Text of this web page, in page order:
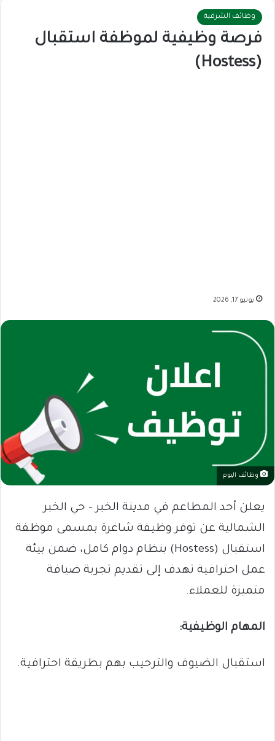
وظائف الشرقية
فرصة وظيفية لموظفة استقبال
(Hostess)
يونيو 17, 2026
وظائف اليوم
يعلن أحد المطاعم في مدينة الخبر – حي الخبر
الشمالية عن توفر وظيفة شاغرة بمسمى موظفة
استقبال (Hostess) بنظام دوام كامل، ضمن بيئة
عمل احترافية تهدف إلى تقديم تجربة ضيافة
متميزة للعملاء.
المهام الوظيفية:
استقبال الضيوف والترحيب بهم بطريقة احترافية.